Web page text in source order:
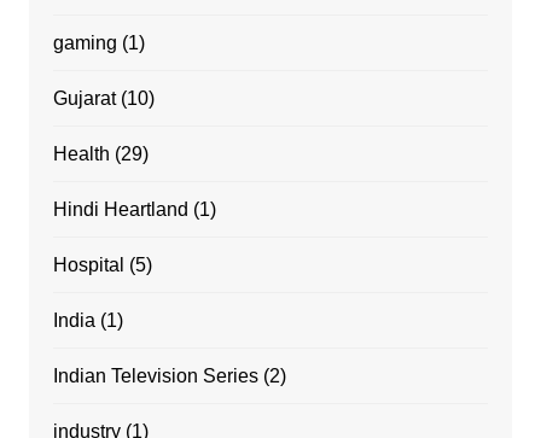
gaming (1)
Gujarat(10)
Health (29)
Hindi Heartland (1)
Hospital (5)
India (1)
Indian Television Series(2)
industry(1)